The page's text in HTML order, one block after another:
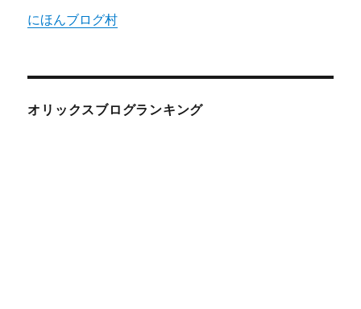
にほんブログ村
オリックスブログランキング